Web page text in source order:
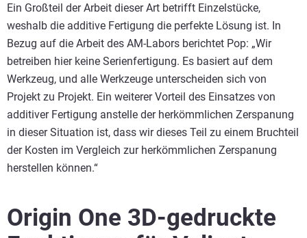
Ein Großteil der Arbeit dieser Art betrifft Einzelstücke,
weshalb die additive Fertigung die perfekte Lösung ist. In
Bezug auf die Arbeit des AM-Labors berichtet Pop: „Wir
betreiben hier keine Serienfertigung. Es basiert auf dem
Werkzeug, und alle Werkzeuge unterscheiden sich von
Projekt zu Projekt. Ein weiterer Vorteil des Einsatzes von
additiver Fertigung anstelle der herkömmlichen Zerspanung
in dieser Situation ist, dass wir dieses Teil zu einem Bruchteil
der Kosten im Vergleich zur herkömmlichen Zerspanung
herstellen können.“
Origin One 3D-gedruckte